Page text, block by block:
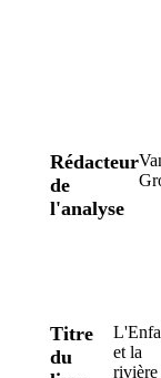
Rédacteur
de
l'analyse
Titre
du
et la
rivière